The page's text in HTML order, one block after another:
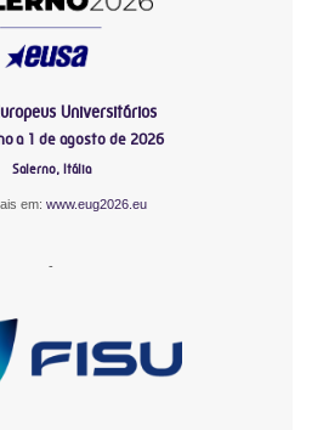
Universitários
a 1 de agosto de 2026
Salerno, Itália
em: www.eug2026.eu
-